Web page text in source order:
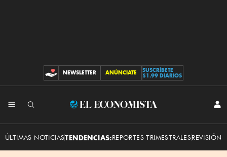
CONTRIBUCIONES
NEWSLETTER ANÚNCIATE
SUSCRÍBETE
$1.99 DIARIOS
El
ÚLTIMAS NOTICIASTENDENCIAS:REPORTES TRIMESTRALESREVISIÓN